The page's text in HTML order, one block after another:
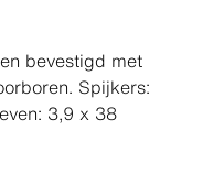
bevestigd met
Spijkers:
3,9 x 38